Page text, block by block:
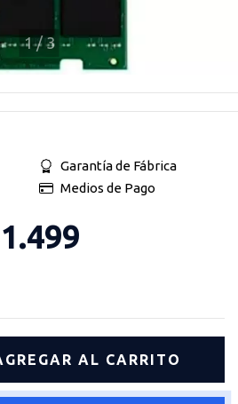
1/3
Garantía de Fábrica
Medios de Pago